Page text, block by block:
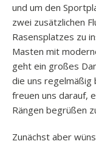
und um den
zwei zusätzlichen
Rasensplatzes zu
Masten mit
geht ein großes
die uns regelmäßig
freuen uns darauf,
Rängen begrüßen
Zunächst aber